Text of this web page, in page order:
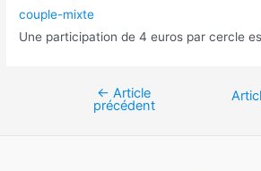
couple-mixte
Une participation de 4 euros par cercle
Navigation
← Article
précédent